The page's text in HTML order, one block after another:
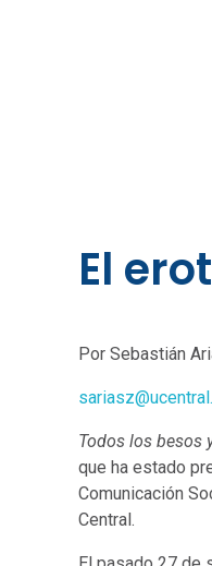
El
Por Sebastián
Todos los besos
que ha estado
Comunicación
Central.